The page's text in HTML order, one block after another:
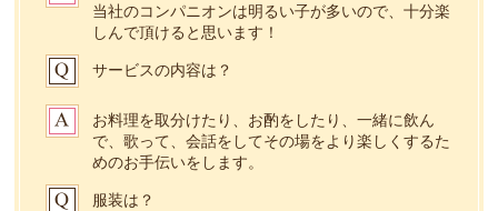
当社のコンパニオンは明るい子が多いので、十分楽
しんで頂けると思います！
サービスの内容は？
お料理を取分けたり、お酌をしたり、一緒に飲ん
で、歌って、会話をしてその場をより楽しくするた
めのお手伝いをします。
服装は？